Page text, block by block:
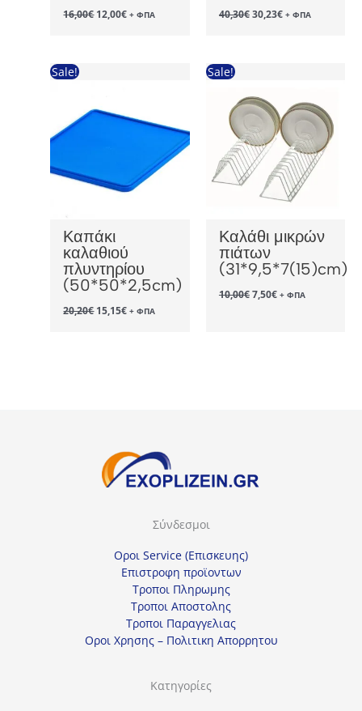
16,00€ Original
price
12,00€Η+ ΦΠΑ 40,30€Original
price
30,23€Η+ ΦΠΑ
Sale!
Καπάκι
καλαθιού
πλυντηρίου
(50*50*2,5cm)
20,20€ Original
price
15,15€Η+ ΦΠΑ
Sale!
Καλάθι μικρών
πιάτων
(31*9,5*7(15)cm)
10,00€Original
price
7,50€Η+ ΦΠΑ
Σύνδεσμοι
Οροι Service (Επισκευης)
Επιστροφη προϊοντων
Τροποι Πληρωμης
Τροποι Αποστολης
Τροποι Παραγγελιας
Οροι Χρησης – Πολιτικη Απορρητου
Κατηγορίες